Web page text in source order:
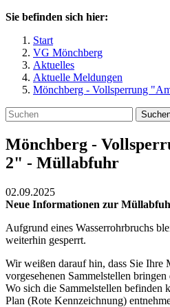
Sie befinden sich hier:
Start
VG Mönchberg
Aktuelles
Aktuelle Meldungen
Mönchberg - Vollsperrung
Mönchberg -
2" - Müllabfuhr
02.09.2025
Neue Informationen zur
Aufgrund eines Wasserrohrbruchs
weiterhin gesperrt.
Wir weißen darauf hin, dass Sie Ihre
vorgesehenen Sammelstellen
Wo sich die Sammelstellen befinden
Plan (Rote Kennzeichnung)